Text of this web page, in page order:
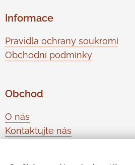
Informace
Pravidla ochrany soukromí
Obchodní podmínky
Obchod
O nás
Kontaktujte nás